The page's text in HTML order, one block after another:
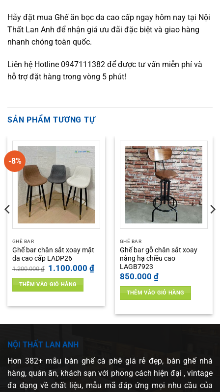
Hãy đặt mua Ghế ăn bọc da cao cấp ngay hôm nay tại Nội
Thất Lan Anh để nhận giá ưu đãi đặc biệt và giao hàng
nhanh chóng toàn quốc.
Liên hệ Hotline 0947111382 để được tư vấn miễn phí và
hỗ trợ đặt hàng trong vòng 5 phút!
SẢN PHẨM TƯƠNG TỰ
-8%
GHẾ BAR
Ghế bar chân sắt xoay mặt
da cao cấp LADP26
1.200.000₫ Giá
gốc
là:
1.200.000 ₫.
1.100.000 ₫Giá
hiện
1.100.000 ₫.
THÊM VÀO GIỎ HÀNG
GHẾ BAR
Ghế bar gỗ chân sắt xoay
nâng hạ chiều cao
LAGB7923
850.000 ₫
THÊM VÀO GIỎ HÀNG
NỘI THẤT LAN ANH
Hơn 382+ mẫu bàn ghế cà phê giá rẻ đẹp, bàn ghế nhà
hàng, quán ăn, khách sạn với phong cách hiện đại , vintage
đa dạng về chất liệu, mẫu mã đáp ứng mọi nhu cầu của